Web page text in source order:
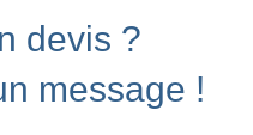
devis ?
message !